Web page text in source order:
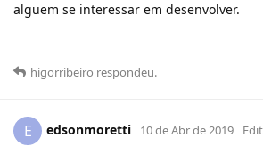
alguem se interessar em desenvolver.
higorribeiro respondeu.
E edsonmoretti 10 de Abr de 2019